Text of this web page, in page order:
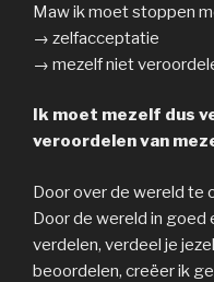
Maw ik moet stoppen
→ zelfacceptatie
→ mezelf niet
Ik moet mezelf dus
veroordelen van
Door over de wereld te
Door de wereld in goed
verdelen, verdeel je
beoordelen, creëer ik